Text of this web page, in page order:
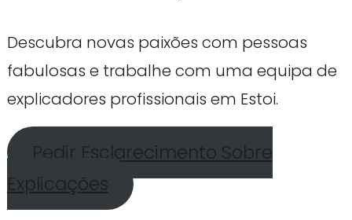
Descubra novas paixões com pessoas
fabulosas e trabalhe com uma equipa de
explicadores profissionais em Estoi.
Pedir Esclarecimento Sobre
Explicações